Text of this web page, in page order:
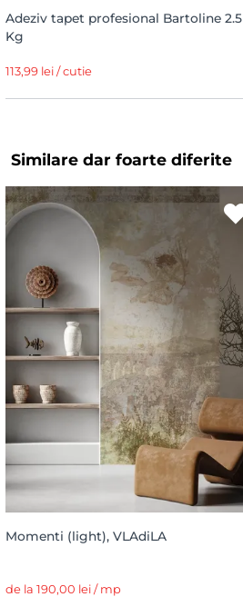
Adeziv tapet profesional Bartoline 2.5
Kg
113,99 lei / cutie
Similare dar foarte diferite
Momenti (light), VLAdiLA
de la 190,00 lei / mp